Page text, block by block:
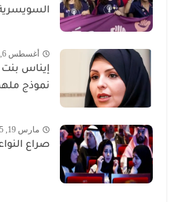
أغسطس 6, 2025
إيناس
نموذج
مارس 19, 2025
صراع